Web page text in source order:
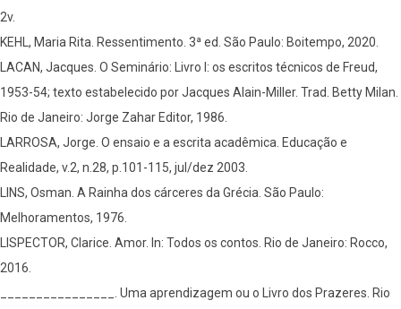
2v.
KEHL, Maria Rita. Ressentimento. 3ª ed. São Paulo: Boitempo, 2020.
LACAN, Jacques. O Seminário: Livro I: os escritos técnicos de Freud,
1953-54; texto estabelecido por Jacques Alain-Miller. Trad. Betty Milan.
Rio de Janeiro: Jorge Zahar Editor, 1986.
LARROSA, Jorge. O ensaio e a escrita acadêmica. Educação e
Realidade, v.2, n.28, p.101-115, jul/dez 2003.
LINS, Osman. A Rainha dos cárceres da Grécia. São Paulo:
Melhoramentos, 1976.
LISPECTOR, Clarice. Amor. In: Todos os contos. Rio de Janeiro: Rocco,
2016.
________________. Uma aprendizagem ou o Livro dos Prazeres. Rio